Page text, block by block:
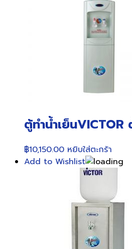
ตู้ทำน้ำเย็น
฿10,150.00 หยิบใส่ตะกร้า
Add to Wishlist